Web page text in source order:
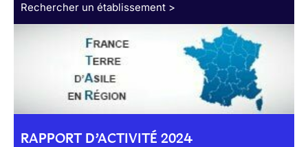
Rechercher un établissement >
RAPPORT D’ACTIVITÉ 2024